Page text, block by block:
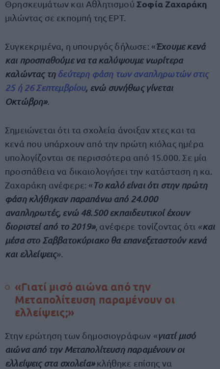
Θρησκευμάτων και Αθλητισμού Σοφία Ζαχαράκη
μιλώντας σε εκπομπή της ΕΡΤ.
Συγκεκριμένα, η υπουργός δήλωσε: «Έχουμε κενά
και προσπαθούμε να τα καλύψουμε νωρίτερα
καλώντας τη δεύτερη φάση των αναπληρωτών στις
25 ή 26 Σεπτεμβρίου, ενώ συνήθως γίνεται
Οκτώβρη».
Σημειώνεται ότι τα σχολεία άνοιξαν χτες και τα
κενά που υπάρχουν από την πρώτη κιόλας ημέρα
υπολογίζονται σε περισσότερα από 15.000. Σε μία
προσπάθεια να δικαιολογήσει την κατάσταση η κα.
Ζαχαράκη ανέφερε: «Το καλό είναι ότι στην πρώτη
φάση κλήθηκαν παραπάνω από 24.000
αναπληρωτές, ενώ 48.500 εκπαιδευτικοί έχουν
διοριστεί από το 2019», ανέφερε τονίζοντας ότι «και
μέσα στο Σαββατοκύριακο θα επανεξεταστούν κενά
και ελλείψεις».
«Γιατί μισό αιώνα από την
Μεταπολίτευση παραμένουν οι
ελλείψεις;»
Στην ερώτηση των δημοσιογράφων «γιατί μισό
αιώνα από την Μεταπολίτευση παραμένουν οι
ελλείψεις στα σχολεία»κλήθηκε επίσης να